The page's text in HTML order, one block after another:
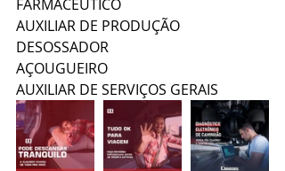
FARMACÊUTICO
AUXILIAR DE PRODUÇÃO
DESOSSADOR
AÇOUGUEIRO
AUXILIAR DE SERVIÇOS GERAIS